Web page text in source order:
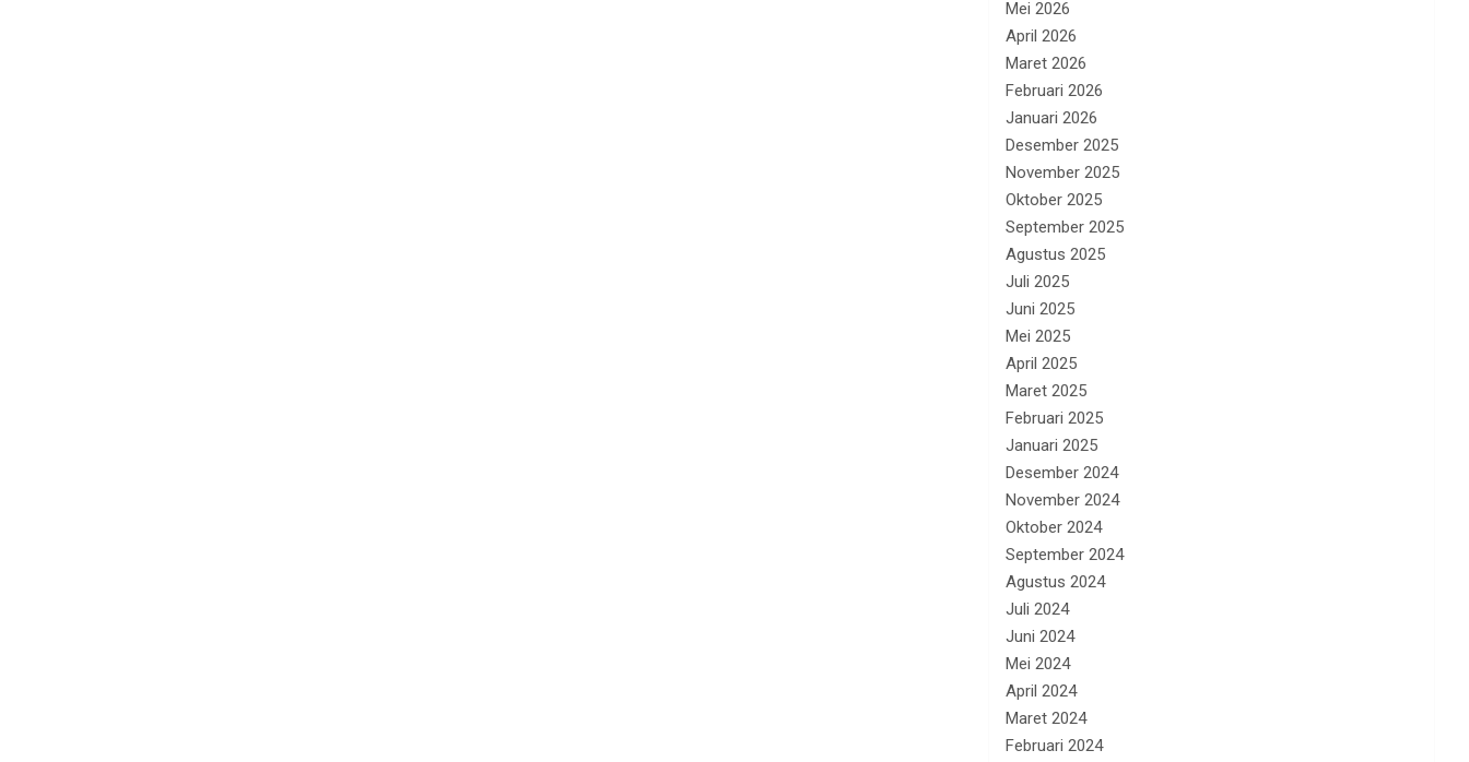
Mei 2026
April 2026
Maret 2026
Februari 2026
Januari 2026
Desember 2025
November 2025
Oktober 2025
September 2025
Agustus 2025
Juli 2025
Juni 2025
Mei 2025
April 2025
Maret 2025
Februari 2025
Januari 2025
Desember 2024
November 2024
Oktober 2024
September 2024
Agustus 2024
Juli 2024
Juni 2024
Mei 2024
April 2024
Maret 2024
Februari 2024